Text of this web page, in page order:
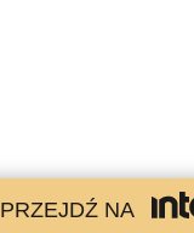
PRZEJDŹ NA